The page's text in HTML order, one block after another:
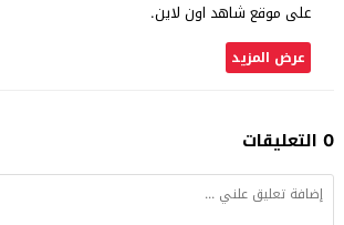
على موقع شاهد اون لاين.
عرض المزيد
0 التعليقات